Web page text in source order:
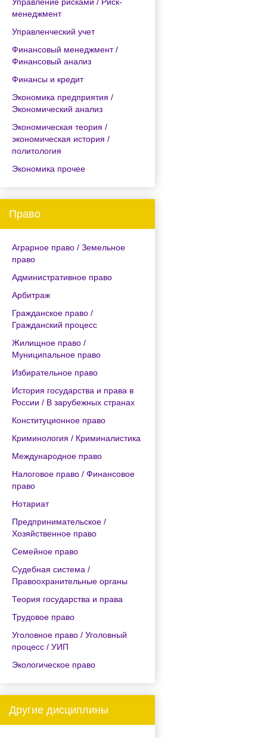
менеджмент
Управленческий учет
Финансовый менеджмент /
Финансовый анализ
Финансы и кредит
Экономика предприятия /
Экономический анализ
Экономическая теория /
экономическая история /
политология
Экономика прочее
Право
Аграрное право / Земельное
право
Административное право
Арбитраж
Гражданское право /
Гражданский процесс
Жилищное право /
Муниципальное право
Избирательное право
История государства и права в
России / В зарубежных странах
Конституционное право
Криминология / Криминалистика
Международное право
Налоговое право / Финансовое
право
Нотариат
Предпринимательское /
Хозяйственное право
Семейное право
Судебная система /
Правоохранительные органы
Теория государства и права
Трудовое право
Уголовное право / Уголовный
процесс / УИП
Экологическое право
Другие дисциплины